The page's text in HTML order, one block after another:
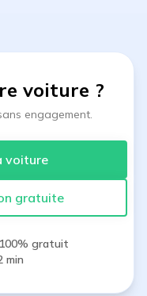
voiture ?
engagement.
voiture
gratuite
100% gratuit
min